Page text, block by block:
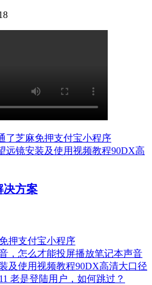
了芝麻免押支付宝小程序
远镜安装及使用视频教程90DX高
决方案
押支付宝小程序
，怎么才能投屏播放笔记本声音
及使用视频教程90DX高清大口径
老是登陆用户，如何跳过？